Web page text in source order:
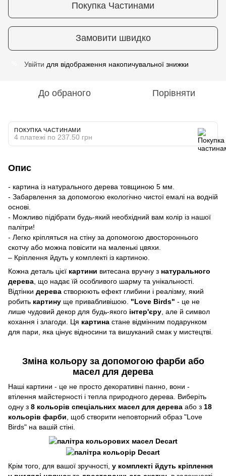
Покупка Частинами
Замовити швидко
Увійти для відображення накопичувальної знижки
До обраного Порівняти
ПОКУПКА ЧАСТИНАМИ
4 платежі по 237.50 грн
Опис
- картина із натурального дерева товщиною 5 мм.
- Забарвлення за допомогою екологічно чистої емалі на водній
основі.
- Можливо підібрати будь-який необхідний вам колір із нашої
палітри!
- Легко кріпляться на стіну за допомогою двостороннього
скотчу або можна повісити на маленькі цвяхи.
– Кріплення йдуть у комплекті із картиною.
Кожна деталь цієї картини витесана вручну з натурального
дерева , що надає їй особливого шарму та унікальності.
Відтінки дерева створюють ефект глибини і реалізму, який
робить картину ще привабливішою. "Love Birds" - це не
лише чудовий декор для будь-якого інтер'єру , але й символ
кохання і злагоди. Ця картина стане відмінним подарунком
для пари, яка цінує відносини та вишуканий смак у мистецтві.
Зміна кольору за допомогою фарби або
масел для дерева
Наші картини - це не просто декоративні панно, вони -
втілення майстерності і тепла природного дерева. Виберіть
одну з 8 кольорів спеціальних масел для дерева або з 18
кольорів фарби , щоб створити неповторний образ "Love
Birds" на вашій стіні.
Крім того, для вашої зручності, у комплекті йдуть кріплення